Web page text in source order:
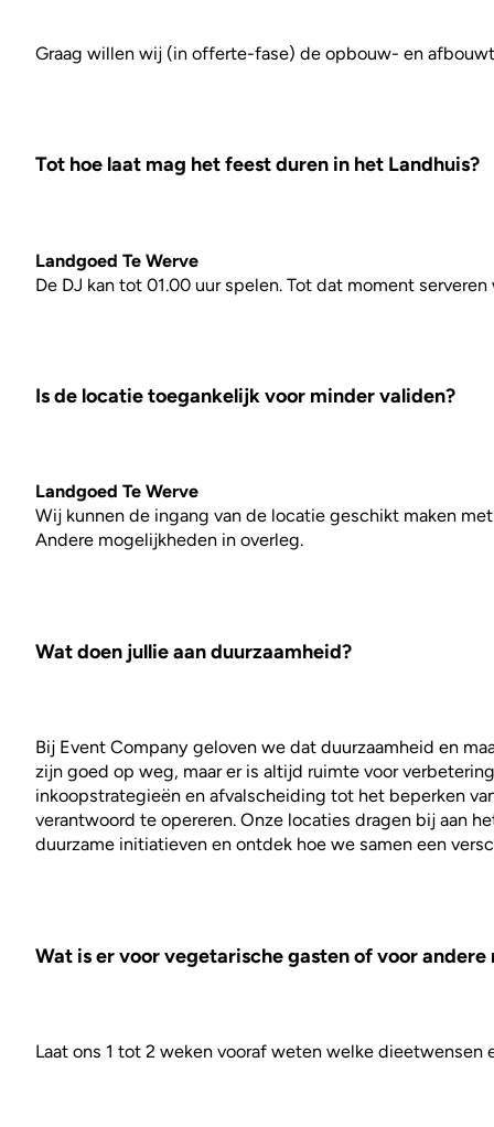
Graag willen wij (in offerte-fase) de opbouw- en
Tot hoe laat mag het feest duren in het Landhuis?
Landgoed Te Werve
De DJ kan tot 01.00 uur spelen. Tot dat moment
Is de locatie toegankelijk voor minder validen?
Landgoed Te Werve
Wij kunnen de ingang van de locatie geschikt maken
Andere mogelijkheden in overleg.
Wat doen jullie aan duurzaamheid?
Bij Event Company geloven we dat duurzaamheid en
zijn goed op weg, maar er is altijd ruimte voor
inkoopstrategieën en afvalscheiding tot het beperken
verantwoord te opereren. Onze locaties dragen bij aan
duurzame initiatieven en ontdek hoe we samen een
Wat is er voor vegetarische gasten of voor
Laat ons 1 tot 2 weken vooraf weten welke dieetwensen